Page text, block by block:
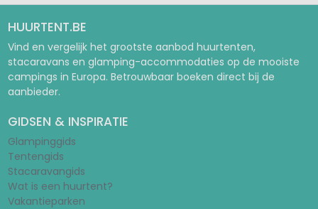
HUURTENT.BE
Vind en vergelijk het grootste aanbod huurtenten,
stacaravans en glamping-accommodaties op de mooiste
campings in Europa. Betrouwbaar boeken direct bij de
aanbieder.
GIDSEN & INSPIRATIE
Glampinggids
Tentengids
Stacaravangids
Wat is een huurtent?
Vakantieparken